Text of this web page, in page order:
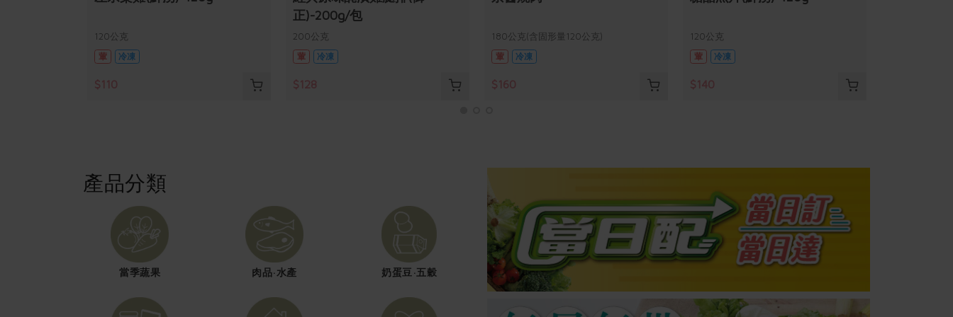
120公克
葷
冷凍
$110
正)-200g/包
200公克
葷
冷凍
$128
180公克(含固形量120公克)
葷
冷凍
$160
120公克
葷
冷凍
$140
產品分類
當季蔬果 肉品·水產 奶蛋豆·五穀